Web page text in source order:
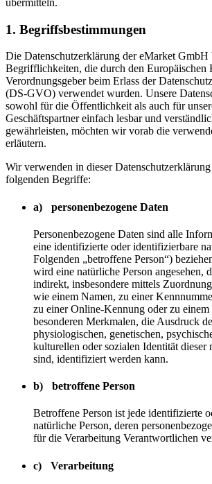
1. Begriffsbestimmungen
Die Datenschutzerklärung der eMarket GmbH
Begrifflichkeiten, die durch den Europäischen
Verordnungsgeber beim Erlass der
(DS-GVO) verwendet wurden. Unsere
sowohl für die Öffentlichkeit als auch für
Geschäftspartner einfach lesbar und
gewährleisten, möchten wir vorab die
erläutern.
Wir verwenden in dieser
folgenden Begriffe:
a) personenbezogene Daten
Personenbezogene Daten sind alle
eine identifizierte oder identifizierbare
Folgenden „betroffene Person“)
wird eine natürliche Person angesehen,
indirekt, insbesondere mittels
wie einem Namen, zu einer
zu einer Online-Kennung oder zu einem
besonderen Merkmalen, die Ausdruck
physiologischen, genetischen,
kulturellen oder sozialen Identität dieser
sind, identifiziert werden kann.
b) betroffene Person
Betroffene Person ist jede identifizierte
natürliche Person, deren
für die Verarbeitung Verantwortlichen
c) Verarbeitung